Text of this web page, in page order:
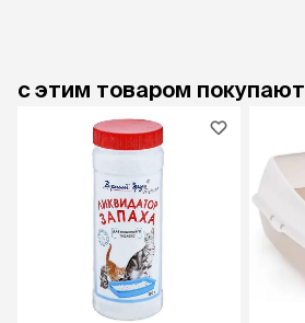
с этим товаром покупают